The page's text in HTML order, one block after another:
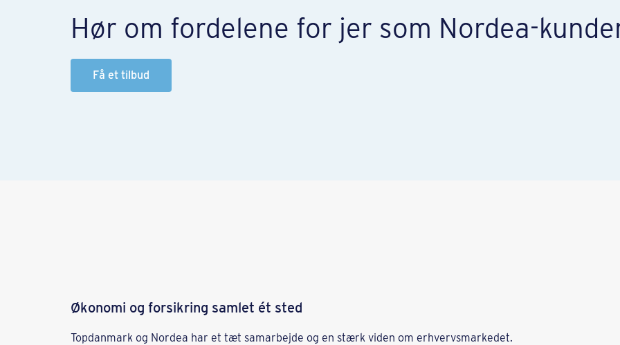
Hør om fordelene for jer som Nordea-
Få et tilbud
Økonomi og forsikring samlet ét sted
Topdanmark og Nordea har et tæt samarbejde og en stærk viden om erhvervsmarkedet.